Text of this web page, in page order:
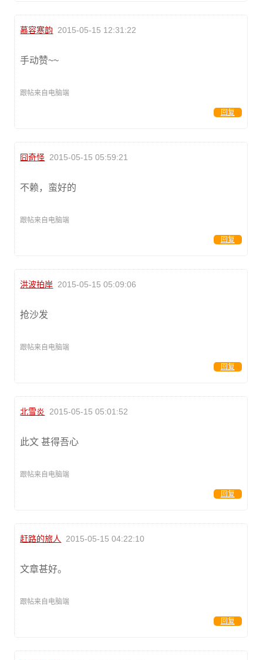
慕容寒韵 2015-05-15 12:31:22
手动赞~~
跟帖来自电脑端
回复
囧奇怪 2015-05-15 05:59:21
不赖，蛮好的
跟帖来自电脑端
回复
洪波拍岸 2015-05-15 05:09:06
抢沙发
跟帖来自电脑端
回复
北雪炎 2015-05-15 05:01:52
此文 甚得吾心
跟帖来自电脑端
回复
赶路的旅人 2015-05-15 04:22:10
文章甚好。
跟帖来自电脑端
回复